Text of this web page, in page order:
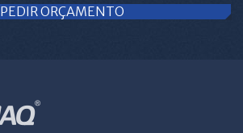
PEDIR ORÇAMENTO